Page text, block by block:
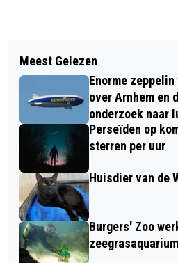
INTOCHT
INTOCHT
Meest Gelezen
Enorme
over Arnhem en
onderzoek naar
Perseïden op
sterren per uur
Huisdier van de
Burgers' Zoo